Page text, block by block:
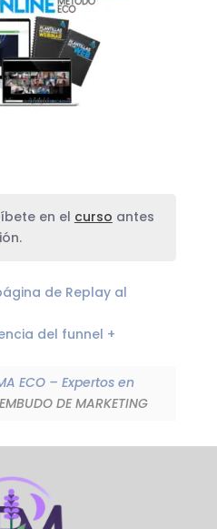
en el curso antes
de Replay al
del funnel +
ECO – Expertos en
DE MARKETING